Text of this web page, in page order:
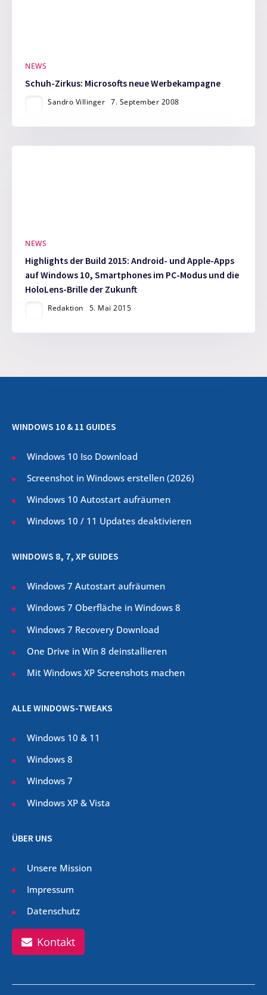
NEWS
Schuh-Zirkus: Microsofts neue Werbekampagne
Sandro Villinger 7. September 2008
NEWS
Highlights der Build 2015: Android- und Apple-Apps
auf Windows 10, Smartphones im PC-Modus und die
HoloLens-Brille der Zukunft
Redaktion 5. Mai 2015
WINDOWS 10 & 11 GUIDES
Windows 10 Iso Download
Screenshot in Windows erstellen (2026)
Windows 10 Autostart aufräumen
Windows 10 / 11 Updates deaktivieren
WINDOWS 8, 7, XP GUIDES
Windows 7 Autostart aufräumen
Windows 7 Oberfläche in Windows 8
Windows 7 Recovery Download
One Drive in Win 8 deinstallieren
Mit Windows XP Screenshots machen
ALLE WINDOWS-TWEAKS
Windows 10 & 11
Windows 8
Windows 7
Windows XP & Vista
ÜBER UNS
Unsere Mission
Impressum
Datenschutz
Kontakt